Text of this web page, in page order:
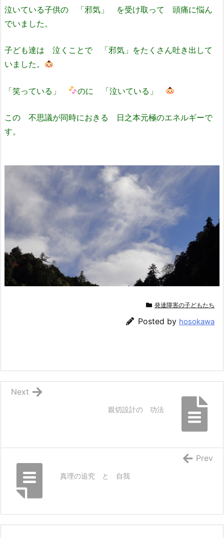
泣いている子供の 「邪気」 を受け取って 頭痛に悩ん
でいました。
子ども達は 泣くことで 「邪気」をたくさん吐き出して
いました。
「笑っている」 のに 「泣いている」
この 不思議が同時におきる 日之本元極のエネルギーで
す。
発達障害の子どもたち
Posted by hosokawa
親切設計の 功法
Next
真理の追究 と 自我
Prev